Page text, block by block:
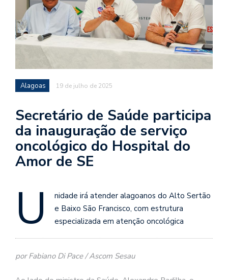
Alagoas 19 de julho de 2025
Secretário de Saúde participa
da inauguração de serviço
oncológico do Hospital do
Amor de SE
U
nidade irá atender alagoanos do Alto Sertão
e Baixo São Francisco, com estrutura
especializada em atenção oncológica
por Fabiano Di Pace / Ascom Sesau